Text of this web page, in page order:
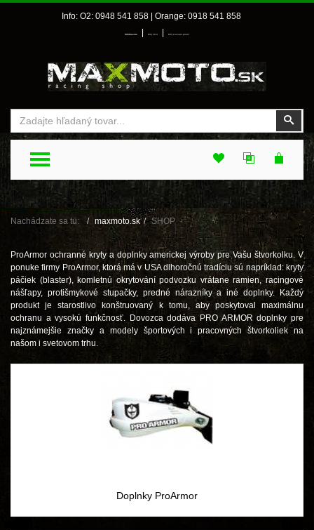
Info: O2: 0948 541 858 | Orange: 0918 541 858
Prihlásenie Môj účet Môj zoznam prianí
TOGGLE MENU
Nachádzate sa tu: maxmoto.sk SHOP
ProArmor ochranné kryty a doplnky americkej výroby pre Vašu štvorkolku. V
ponuke firmy ProArmor, ktorá má v USA dlhoročnú tradíciu sú napríklad: kryty
páčiek (blaster), komletnú okrytování podvozku vrátane ramien, racingové
nášľapy, protišmykové stupačky, predné nárazníky a iné doplnky. Každý
produkt je starostlivo konštruovaný k tomu, aby poskytoval maximálnu
ochranu a vysokú funkčnosť. Dovozca dodáva PRO ARMOR doplnky pre
najznámejšie značky a modely športových i pracovných štvorkoliek na
našom i svetovom trhu.
Doplnky ProArmor